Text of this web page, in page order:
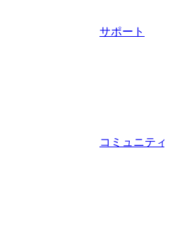
サポート
コミュニティ